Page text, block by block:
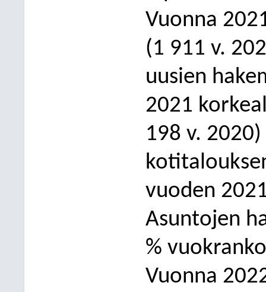
Vuonna
(1 911 v.
uusien
2021
198 v. 2020)
vuoden
Asuntojen
%
Vuonna